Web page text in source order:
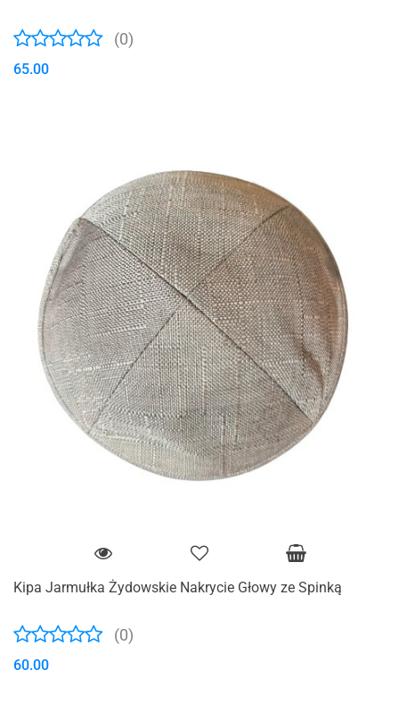
(0)
65.00
Kipa Jarmułka Żydowskie Nakrycie Głowy ze Spinką
(0)
60.00